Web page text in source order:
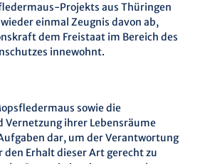
Projekts aus Thüringen
einmal Zeugnis davon ab,
dem Freistaat im Bereich des
innewohnt.
sowie die
Vernetzung ihrer Lebensräume
dar, um der Verantwortung
den Erhalt dieser Art gerecht zu